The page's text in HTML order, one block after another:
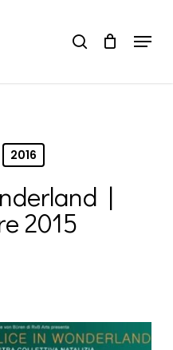
search Menu
2016
|
2015
Close